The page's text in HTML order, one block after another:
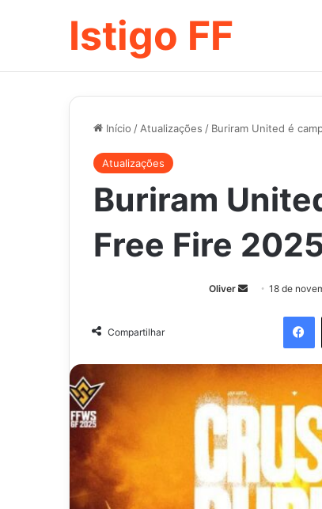
Istigo FF
Início / Atualizações / Buriram United é
Atualizações
Buriram
Free Fire
Oliver
Mande18 de
Compartilhar